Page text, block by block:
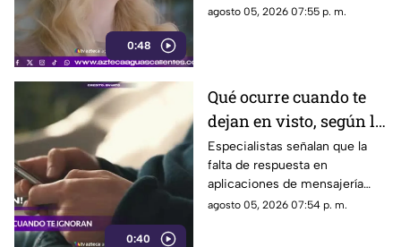
0:48
planificación y el manejo de
agosto 05, 2026 07:55 p. m.
0:40
Qué ocurre cuando te
dejan en visto, según la
psicología
Especialistas señalan que la
falta de respuesta en
aplicaciones de mensajería
puede tener efectos
agosto 05, 2026 07:54 p. m.